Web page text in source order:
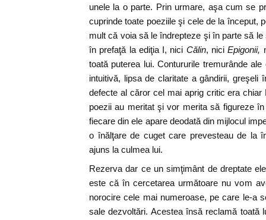
unele la o parte. Prin urmare, aşa cum se
cuprinde toate poeziile şi cele de la început,
mult că voia să le îndrepteze şi în parte să
în prefaţă la ediţia I, nici Călin, niciEpigonii,
toată puterea lui. Contururile tremurânde
intuitivă, lipsa de claritate a gândirii,
defecte al căror cel mai aprig critic era
poezii au meritat şi vor merita să figureze
fiecare din ele apare deodată din mijlocul
o înălţare de cuget care prevesteau de la
ajuns la culmea lui.
Rezerva dar ce un simţimânt de dreptate
este că în cercetarea următoare nu vom
norocire cele mai numeroase, pe care le-a
sale dezvoltări. Acestea însă reclamă toată